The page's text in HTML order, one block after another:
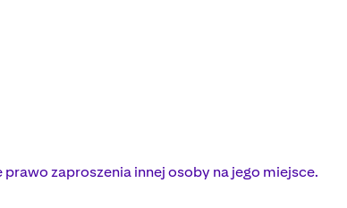
zaproszenia innej osoby na jego miejsce.